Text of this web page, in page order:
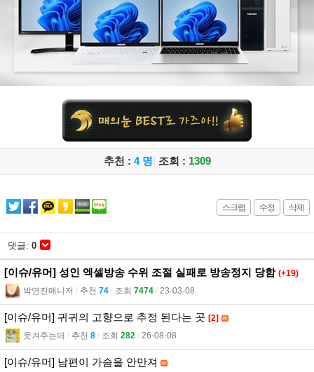
추천 : 4 명 조회 : 1309
스크랩 수정 삭제
댓글: 0
[이슈/유머] 성인 엑셀방송 수위 조절 실패로 방송정지 당함 (+19)
박연진매니저 l 추천 74 l 조회 7474 l 23-03-08
[이슈/유머] 귀귀의 고향으로 추정 된다는 곳 [2]
웃겨주는매 l 추천 8 l 조회 282 l 26-08-08
[이슈/유머] 남편이 가슴을 안만져